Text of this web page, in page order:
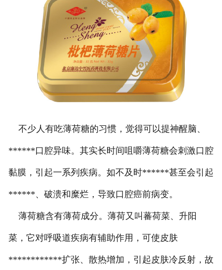
不少人有吃薄荷糖的习惯，觉得可以提神醒脑、
******口腔异味。其实长时间咀嚼薄荷糖会刺激口腔
黏膜，引起一系列疾病。如不及时******甚至会引起
******、破溃和糜烂，导致口腔癌前病变。
薄荷糖含有薄荷成分。薄荷又叫蕃荷菜、升阳
菜，它对呼吸道疾病有辅助作用，可使皮肤
************扩张、散热增加，引起皮肤冷反射，故